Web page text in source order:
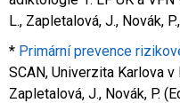
L., Zapletalová, J., Novák,
* Primární prevence
SCAN, Univerzita Karlova
Zapletalová, J., Novák, P.